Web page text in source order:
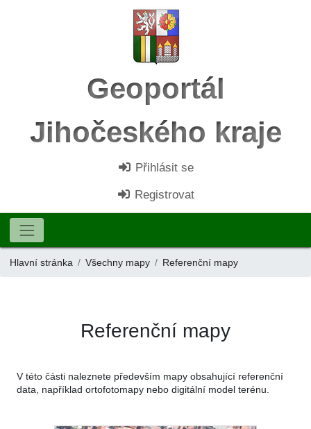
Geoportál
Jihočeského kraje
Přihlásit se
Registrovat
Hlavní stránka Všechny mapy Referenční mapy
Referenční mapy
V této části naleznete především mapy obsahující referenční
data, například ortofotomapy nebo digitální model terénu.